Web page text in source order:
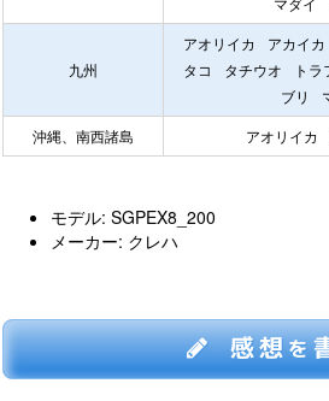
九州
アオリイカ アカイカ
タコ
タチウオ トラ
ブリ
沖縄、南西諸島
アオリイカ
モデル: SGPEX8_200
メーカー: クレハ
感想を